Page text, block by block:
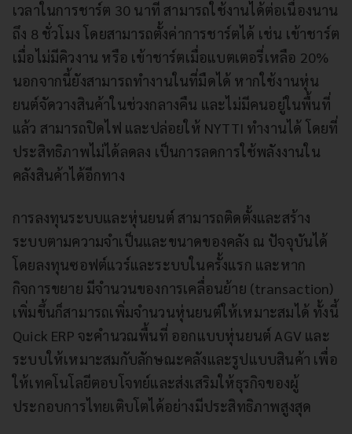
เวลาในการชาร์ต 30 นาที สามารถใช้งานได้ต่อเนื่องนาน
ถึง 8 ชั่วโมง โดยสามารถตั้งค่าการชาร์ตได้ เช่น เข้าชาร์ต
เมื่อไม่มีคิวงาน หรือ เข้าชาร์ตเมื่อแบตเตอรี่เหลือ 20%
นอกจากนี้ยังสามารถทำงานในที่มืดได้ หากใช้งานหุ่น
ยนต์จัดวางสินค้าในช่วงกลางคืน และไม่มีคนอยู่ในพื้นที่
แล้ว สามารถปิดไฟ และปล่อยให้ NYTTI ทำงานได้ โดยที่
ประสิทธิภาพไม่ได้ลดลง เป็นการลดการใช้พลังงานใน
คลังสินค้าได้อีกทาง
การลงทุนระบบและหุ่นยนต์ สามารถติดตั้งและสร้าง
ระบบตามความจำเป็นและขนาดของคลัง ณ ปัจจุบันได้
โดยลงทุนซอฟต์แวร์และระบบในครั้งแรก และหาก
กิจการขยาย มีจำนวนของการเคลื่อนย้าย (transaction)
เพิ่มขึ้นก็สามารถเพิ่มจำนวนหุ่นยนต์ให้เหมาะสมได้ ทั้งนี้
Quick ERP จะคำนวณพื้นที่ ออกแบบหุ่นยนต์ AGV และ
ระบบให้เหมาะสมกับลักษณะคลังและรูปแบบสินค้า เพื่อ
ให้เทคโนโลยีตอบโจทย์และส่งเสริมให้ธุรกิจของผู้
ประกอบการไทยเติบโตได้อย่างมีประสิทธิภาพสูงสุด